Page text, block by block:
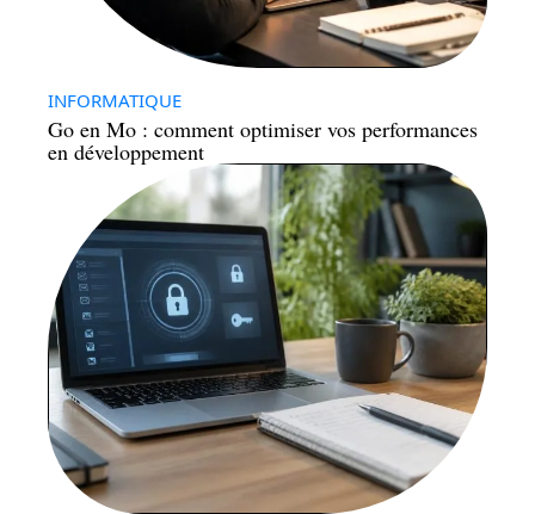
INFORMATIQUE
Go en Mo : comment optimiser vos performances
en développement